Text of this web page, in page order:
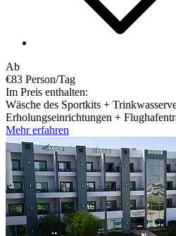
Ab
€83 Person/Tag
Im Preis enthalten:
Wäsche des Sportkits +
Erholungseinrichtungen +
Mehr erfahren